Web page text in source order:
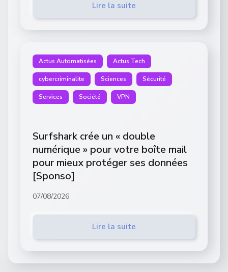
Lire la suite
Actus Automatisées Actus Tech
cybercriminalite Sciences Sécurité
Services Société VPN
Surfshark crée un « double
numérique » pour votre boîte mail
pour mieux protéger ses données
[Sponso]
07/08/2026
Lire la suite